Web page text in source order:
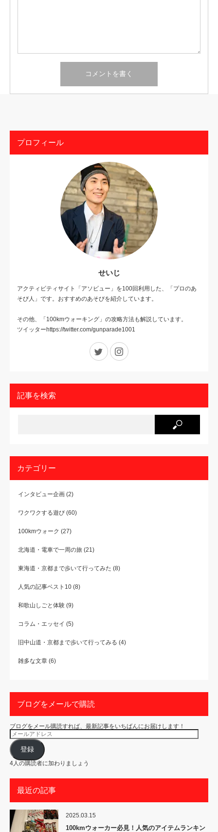
プロフィール
せいじ
アクティビティサイト「アソビュー」を100回利用した、「プロのあ
そび人」です。おすすめのあそびを紹介しています。
その他、「100kmウォーキング」の攻略方法も解説しています。
ツイッターhttps://twitter.com/gunparade1001
Twitter
記事を検索
カテゴリー
インタビュー企画 (2)
ワクワクする遊び (60)
100kmウォーク (27)
北海道・電車で一周の旅 (21)
東海道・京都まで歩いて行ってみた (8)
人気の記事ベスト10 (8)
和歌山しごと体験 (9)
コラム・エッセイ (5)
旧中山道・京都まで歩いて行ってみる (4)
雑多な文章 (6)
ブログをメールで購読
ブログをメール購読すれば、最新記事をいちばんにお届けします！
メ
ー
ル
ア
ド
レ
ス
登録
4人の購読者に加わりましょう
最近の記事
2025.03.15
100kmウォーカー必見！人気のアイテムランキン